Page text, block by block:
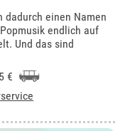
dadurch einen Namen
endlich auf
Und das sind
€